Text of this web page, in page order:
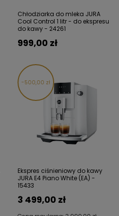
Chłodziarka do mleka JURA
Cool Control 1 litr - do ekspresu
do kawy - 24261
999,00 zł
500,00 zł
Ekspres ciśnieniowy do kawy
JURA E4 Piano White (EA) -
15433
3 499,00 zł